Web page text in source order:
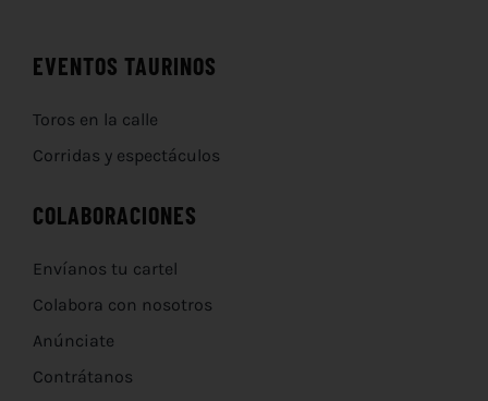
EVENTOS TAURINOS
Toros en la calle
Corridas y espectáculos
COLABORACIONES
Envíanos tu cartel
Colabora con nosotros
Anúnciate
Contrátanos